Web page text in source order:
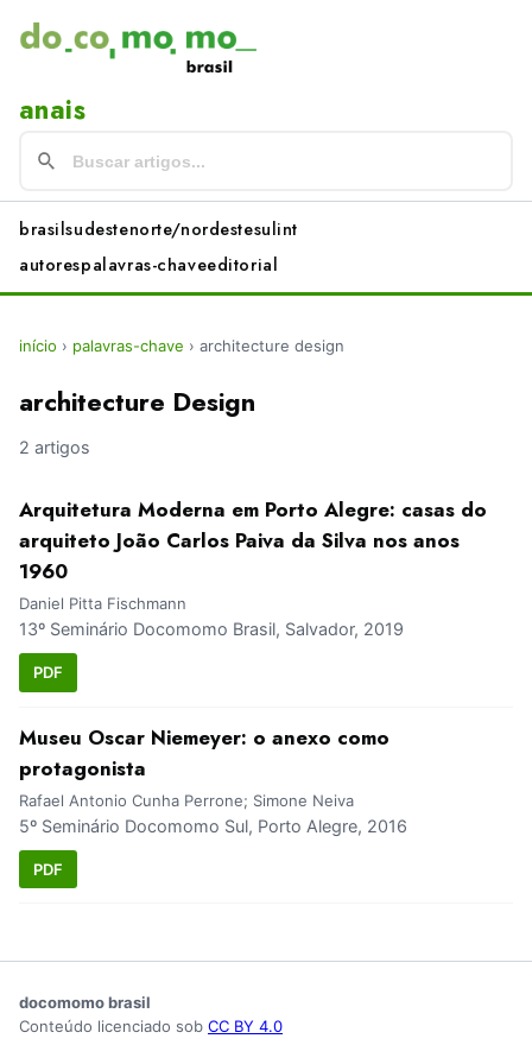
anais
brasilsudestenorte/nordestesulint
autorespalavras-chaveeditorial
início › palavras-chave › architecture design
architecture Design
2 artigos
Arquitetura Moderna em Porto Alegre: casas do
arquiteto João Carlos Paiva da Silva nos anos
1960
Daniel Pitta Fischmann
13º Seminário Docomomo Brasil, Salvador, 2019
PDF
Museu Oscar Niemeyer: o anexo como
protagonista
Rafael Antonio Cunha Perrone; Simone Neiva
5º Seminário Docomomo Sul, Porto Alegre, 2016
PDF
docomomo brasil
Conteúdo licenciado sob CC BY 4.0